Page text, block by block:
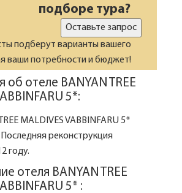
подборе тура?
Оставьте запрос
подберут варианты вашего
ваши потребности и бюджет!
отеле BANYAN TREE
5*:
MALDIVES VABBINFARU 5*
Последняя реконструкция
году.
отеля BANYAN TREE
5* :